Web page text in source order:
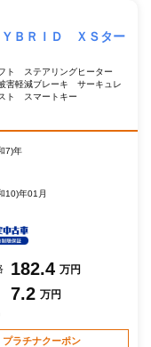
ＢＲＩＤ ＸＳター
ト ステアリングヒーター
害軽減ブレーキ サーキュレ
ト スマートキー
7)年
10)年01月
182.4 万円
7.2 万円
プラチナクーポン